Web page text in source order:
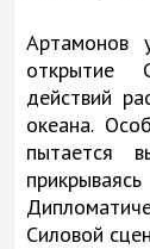
Артамонов
открытие
действий
океана.
пытается
Силовой